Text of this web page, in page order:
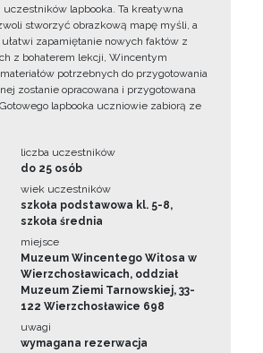
lapbooka. Ta kreatywna
stworzyć obrazkową mapę myśli, a
zapamiętanie nowych faktów z
z bohaterem lekcji, Wincentym
potrzebnych do przygotowania
zostanie opracowana i przygotowana
lapbooka uczniowie zabiorą ze
liczba uczestników
do 25 osób
wiek uczestników
szkoła podstawowa kl. 5-8,
szkoła średnia
miejsce
Muzeum Wincentego Witosa w
Wierzchosławicach, oddział
Muzeum Ziemi Tarnowskiej, 33-
122 Wierzchosławice 698
uwagi
wymagana rezerwacja